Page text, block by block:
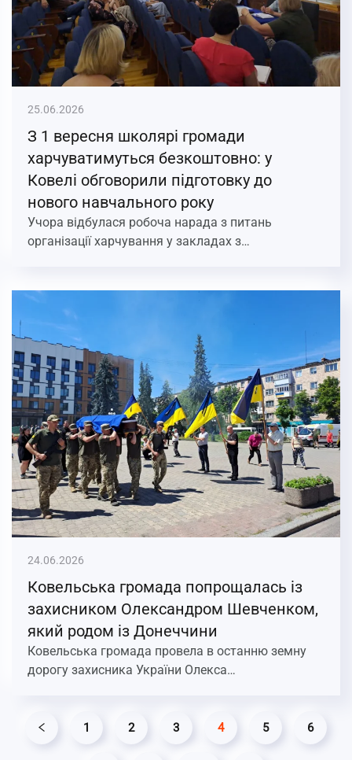
25.06.2026
З 1 вересня школярі громади
харчуватимуться безкоштовно: у
Ковелі обговорили підготовку до
нового навчального року
Учора відбулася робоча нарада з питань
організації харчування у закладах з…
24.06.2026
Ковельська громада попрощалась із
захисником Олександром Шевченком,
який родом із Донеччини
Ковельська громада провела в останню земну
дорогу захисника України Олекса…
1 2 3 4 5 6